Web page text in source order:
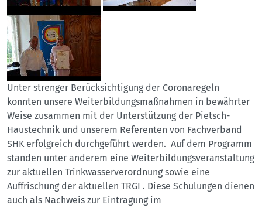
Unter strenger Berücksichtigung der Coronaregeln
konnten unsere Weiterbildungsmaßnahmen in bewährter
Weise zusammen mit der Unterstützung der Pietsch-
Haustechnik und unserem Referenten von Fachverband
SHK erfolgreich durchgeführt werden. Auf dem Programm
standen unter anderem eine Weiterbildungsveranstaltung
zur aktuellen Trinkwasserverordnung sowie eine
Auffrischung der aktuellen TRGI . Diese Schulungen dienen
auch als Nachweis zur Eintragung im